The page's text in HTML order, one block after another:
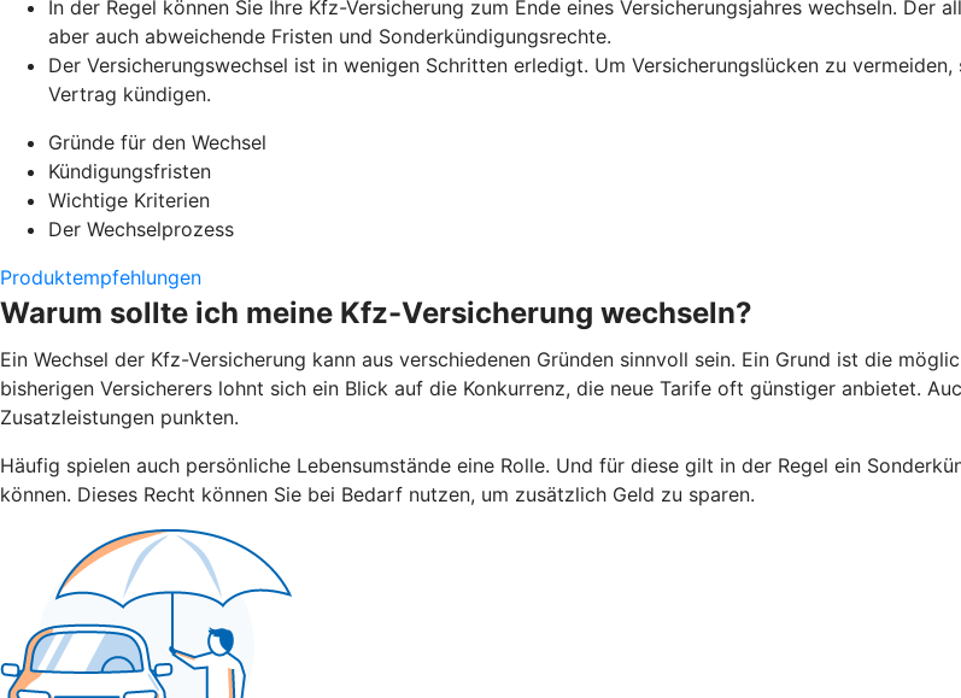
In der Regel können Sie Ihre Kfz-Versicherung zum Ende eines Versicherungsjahres wechseln. Der
aber auch abweichende Fristen und Sonderkündigungsrechte.
Der Versicherungswechsel ist in wenigen Schritten erledigt. Um Versicherungslücken zu
Vertrag kündigen.
Gründe für den Wechsel
Kündigungsfristen
Wichtige Kriterien
Der Wechselprozess
Produktempfehlungen
Warum sollte ich meine Kfz-Versicherung wechseln?
Ein Wechsel der Kfz-Versicherung kann aus verschiedenen Gründen sinnvoll sein. Ein Grund ist die
bisherigen Versicherers lohnt sich ein Blick auf die Konkurrenz, die neue Tarife oft günstiger anbietet.
Zusatzleistungen punkten.
Häufig spielen auch persönliche Lebensumstände eine Rolle. Und für diese gilt in der Regel ein
können. Dieses Recht können Sie bei Bedarf nutzen, um zusätzlich Geld zu sparen.